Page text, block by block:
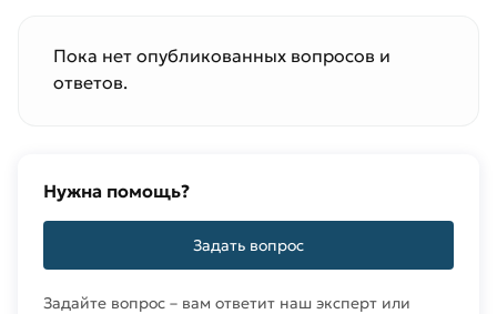
Пока нет опубликованных вопросов и
ответов.
Нужна помощь?
Задать вопрос
Задайте вопрос – вам ответит наш эксперт или